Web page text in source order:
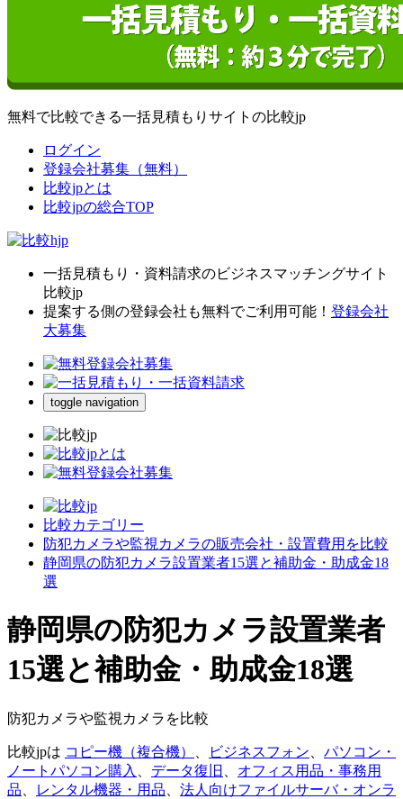
無料で比較できる一括見積もりサイトの比較jp
ログイン
登録会社募集（無料）
比較jpとは
比較jpの総合TOP
一括見積もり・資料請求のビジネスマッチングサイト
比較jp
提案する側の登録会社も無料でご利用可能！ 登録会社
大募集
toggle navigation
比較カテゴリー
防犯カメラや監視カメラの販売会社・設置費用を比較
静岡県の防犯カメラ設置業者15選と補助金・助成金18
選
静岡県の防犯カメラ設置業者
15選と補助金・助成金18選
防犯カメラや監視カメラを比較
比較jpは コピー機（複合機） ビジネスフォン
パソコン・
ノートパソコン購入
データ復旧
オフィス用品・事務用
品
レンタル機器・用品
法人向けファイルサーバ・オンラ